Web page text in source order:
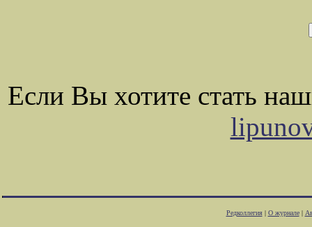
Если Вы хотите стать
Редколлегия| О журнале|